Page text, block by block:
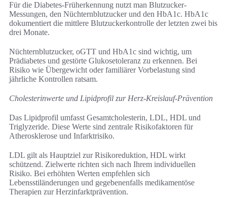
Für die Diabetes-Früherkennung nutzt man Blutzucker-
Messungen, den Nüchternblutzucker und den HbA1c. HbA1c
dokumentiert die mittlere Blutzuckerkontrolle der letzten zwei bis
drei Monate.
Nüchternblutzucker, oGTT und HbA1c sind wichtig, um
Prädiabetes und gestörte Glukosetoleranz zu erkennen. Bei
Risiko wie Übergewicht oder familiärer Vorbelastung sind
jährliche Kontrollen ratsam.
Cholesterinwerte und Lipidprofil zur Herz-Kreislauf-Prävention
Das Lipidprofil umfasst Gesamtcholesterin, LDL, HDL und
Triglyzeride. Diese Werte sind zentrale Risikofaktoren für
Atherosklerose und Infarktrisiko.
LDL gilt als Hauptziel zur Risikoreduktion, HDL wirkt
schützend. Zielwerte richten sich nach Ihrem individuellen
Risiko. Bei erhöhten Werten empfehlen sich
Lebensstiländerungen und gegebenenfalls medikamentöse
Therapien zur Herzinfarktprävention.